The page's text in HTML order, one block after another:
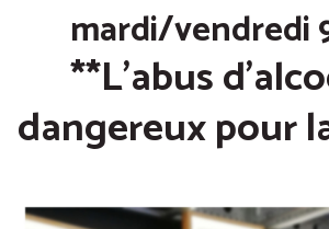
mardi/vendredi
**L’abus
dangereux pour